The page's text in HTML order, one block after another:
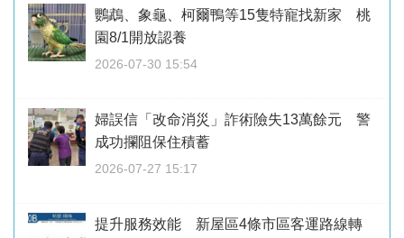
鸚鵡、象龜、柯爾鴨等15隻特寵找新家 桃
園8/1開放認養
2026-07-30 15:54
婦誤信「改命消災」詐術險失13萬餘元 警
成功攔阻保住積蓄
2026-07-27 15:17
提升服務效能 新屋區4條市區客運路線轉